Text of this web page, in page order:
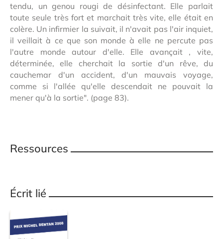
tendu, un genou rougi de désinfectant. Elle parlait
toute seule très fort et marchait très vite, elle était en
colère. Un infirmier la suivait, il n'avait pas l'air inquiet,
il veillait à ce que son monde à elle ne percute pas
l'autre monde autour d'elle. Elle avançait , vite,
déterminée, elle cherchait la sortie d'un rêve, du
cauchemar d'un accident, d'un mauvais voyage,
comme si l'allée qu'elle descendait ne pouvait la
mener qu'à la sortie". (page 83).
Ressources
Écrit lié